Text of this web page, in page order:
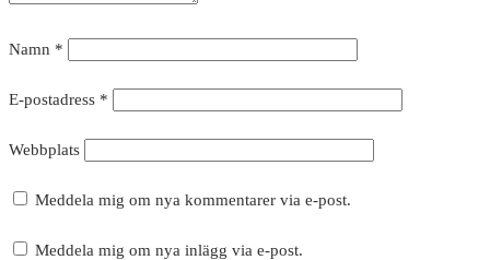
Namn *
E-postadress *
Webbplats
Meddela mig om nya kommentarer via e-post.
Meddela mig om nya inlägg via e-post.